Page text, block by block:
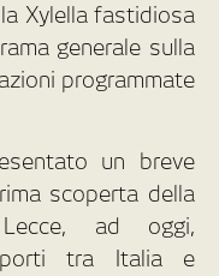
Xylella fastidiosa
generale sulla
programmate
un breve
scoperta della
ad oggi,
tra Italia e